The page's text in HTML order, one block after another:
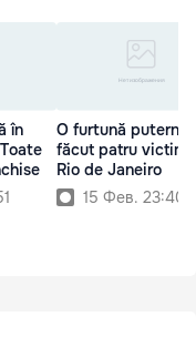
în
O furtună
făcut patru
Rio de Janeiro
15 Фев. 23:40